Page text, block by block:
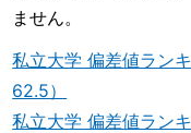
ません。
私立大学 偏差値ラン
62.5）
私立大学 偏差値ラン